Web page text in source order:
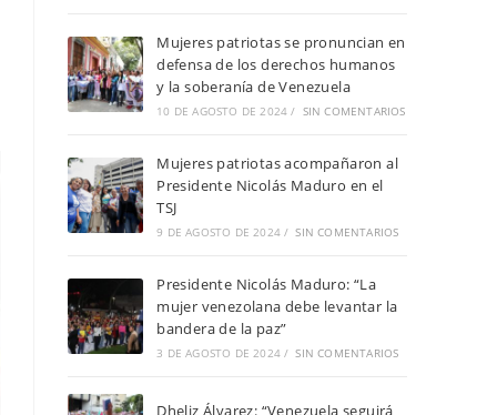
Mujeres patriotas se pronuncian en
defensa de los derechos humanos
y la soberanía de Venezuela
10 DE AGOSTO DE 2024 / SIN COMENTARIOS
Mujeres patriotas acompañaron al
Presidente Nicolás Maduro en el
TSJ
9 DE AGOSTO DE 2024 / SIN COMENTARIOS
Presidente Nicolás Maduro: “La
mujer venezolana debe levantar la
bandera de la paz”
3 DE AGOSTO DE 2024 / SIN COMENTARIOS